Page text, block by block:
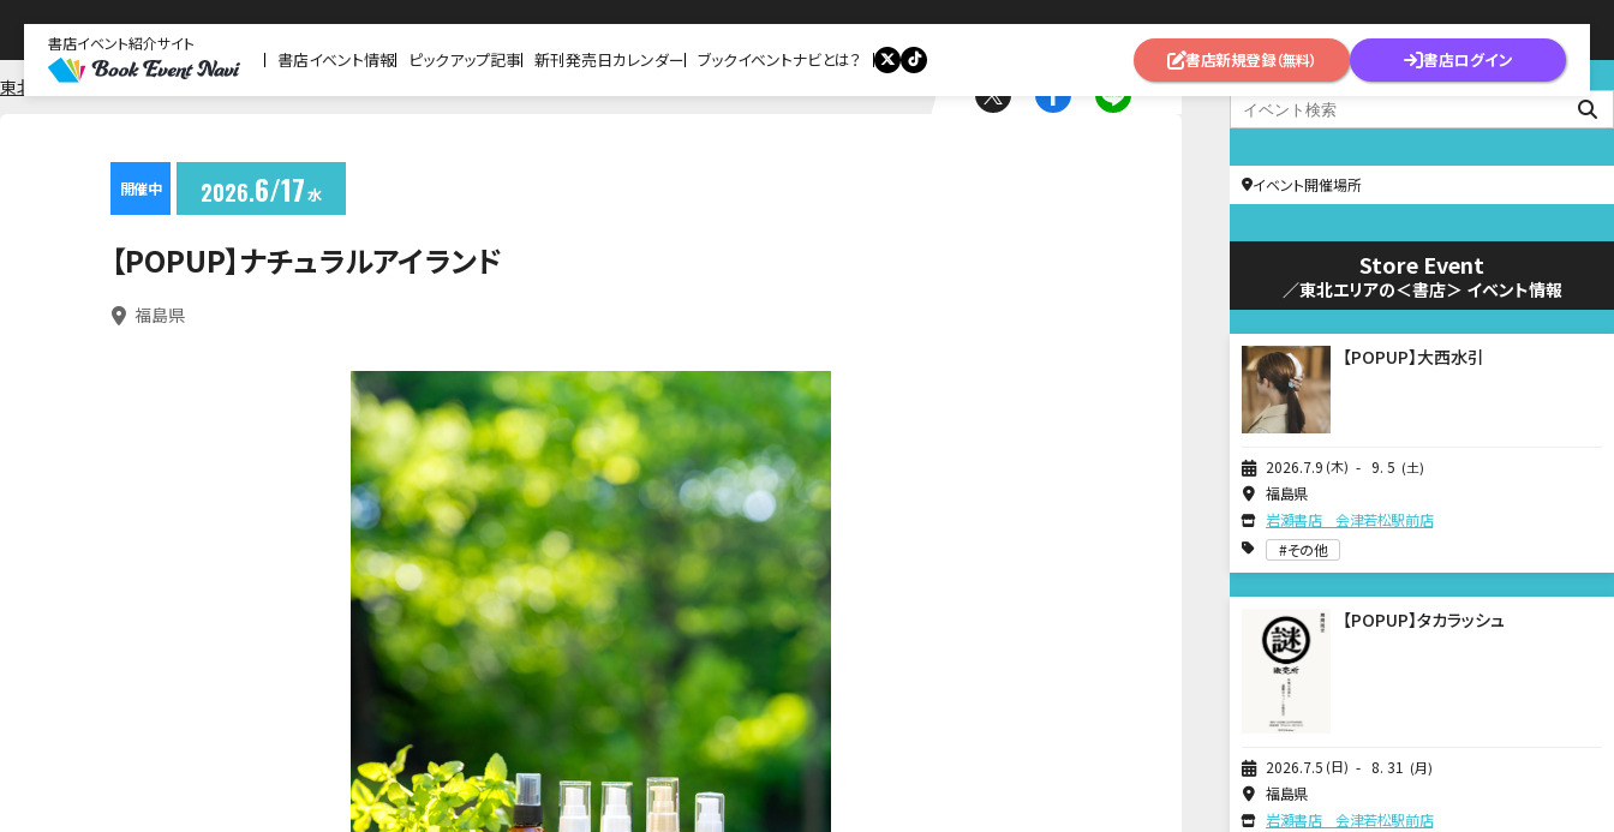
書店イベント紹介サイト
書店イベント情報 ピックアップ記事 新刊発売日カレンダー ブックイベントナビとは？ 書店新規登録（無料） 書店ログイン
東北 福島 岩瀬書店 会津若松駅前店
開催中 2026 6 17水
【POPUP】ナチュラルアイランド
福島県
イベント開催場所
Store Event
／東北エリアの＜書店＞ イベント情報
2026 79 木 9 5 土
【POPUP】大西水引
福島県
岩瀬書店 会津若松駅前店
その他
2026 75 日 8 31 月
【POPUP】タカラッシュ
福島県
岩瀬書店 会津若松駅前店